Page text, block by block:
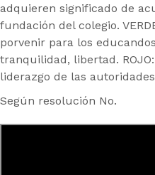
adquieren significado de
fundación del colegio.
porvenir para los
tranquilidad, libertad.
liderazgo de las
Según resolución No.